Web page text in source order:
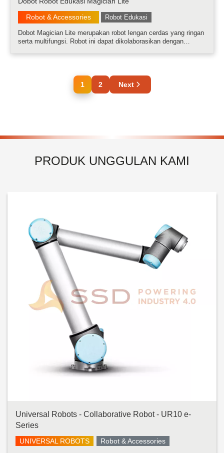
Robot & Accessories
Robot Edukasi
Dobot Magician Lite merupakan robot lengan cerdas yang ringan
serta multifungsi. Robot ini dapat dikolaborasikan dengan
1 2 Next
PRODUK UNGGULAN KAMI
Universal Robots - Collaborative Robot - UR10 e-
Series
UNIVERSAL ROBOTS Robot & Accessories